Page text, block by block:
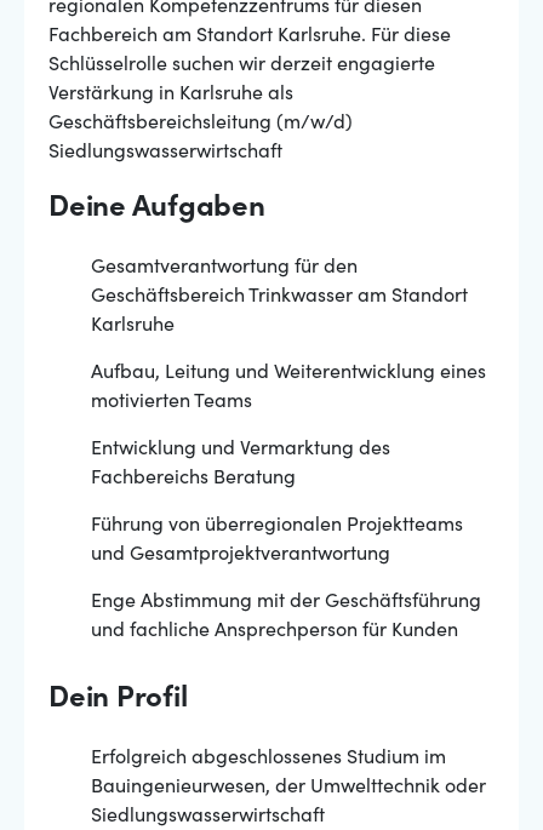
regionalen Kompetenzzentrums für diesen
Fachbereich am Standort Karlsruhe. Für diese
Schlüsselrolle suchen wir derzeit engagierte
Verstärkung in Karlsruhe als
Geschäftsbereichsleitung (m/w/d)
Siedlungswasserwirtschaft
Deine Aufgaben
Gesamtverantwortung für den
Geschäftsbereich Trinkwasser am Standort
Karlsruhe
Aufbau, Leitung und Weiterentwicklung eines
motivierten Teams
Entwicklung und Vermarktung des
Fachbereichs Beratung
Führung von überregionalen Projektteams
und Gesamtprojektverantwortung
Enge Abstimmung mit der Geschäftsführung
und fachliche Ansprechperson für Kunden
Dein Profil
Erfolgreich abgeschlossenes Studium im
Bauingenieurwesen, der Umwelttechnik oder
Siedlungswasserwirtschaft